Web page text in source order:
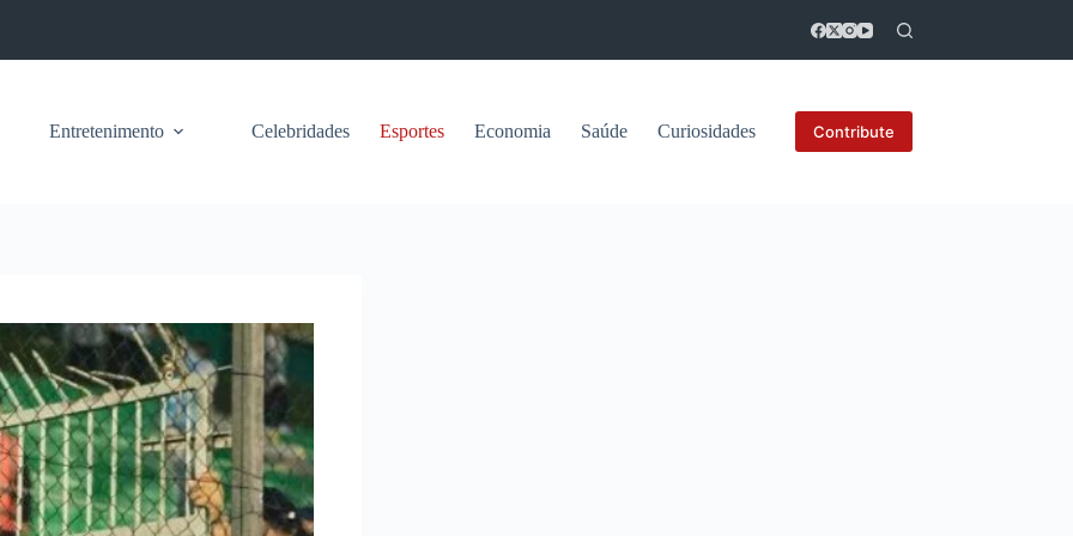
Entretenimento Celebridades Esportes Economia Saúde Curiosidades Contribute